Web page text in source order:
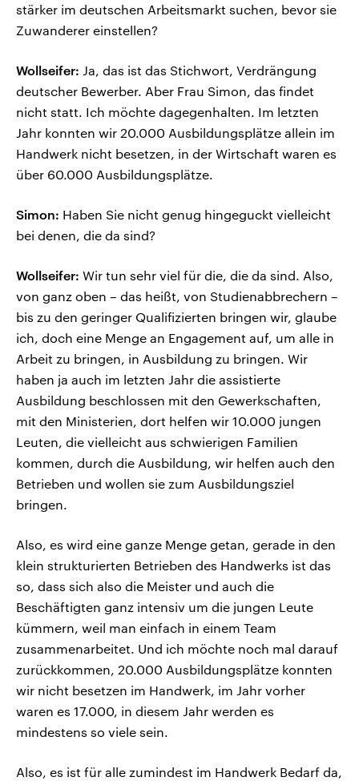
stärker im deutschen Arbeitsmarkt suchen, bevor sie
Zuwanderer einstellen?
Wollseifer: Ja, das ist das Stichwort, Verdrängung
deutscher Bewerber. Aber Frau Simon, das findet
nicht statt. Ich möchte dagegenhalten. Im letzten
Jahr konnten wir 20.000 Ausbildungsplätze allein im
Handwerk nicht besetzen, in der Wirtschaft waren es
über 60.000 Ausbildungsplätze.
Simon: Haben Sie nicht genug hingeguckt vielleicht
bei denen, die da sind?
Wollseifer: Wir tun sehr viel für die, die da sind. Also,
von ganz oben – das heißt, von Studienabbrechern –
bis zu den geringer Qualifizierten bringen wir, glaube
ich, doch eine Menge an Engagement auf, um alle in
Arbeit zu bringen, in Ausbildung zu bringen. Wir
haben ja auch im letzten Jahr die assistierte
Ausbildung beschlossen mit den Gewerkschaften,
mit den Ministerien, dort helfen wir 10.000 jungen
Leuten, die vielleicht aus schwierigen Familien
kommen, durch die Ausbildung, wir helfen auch den
Betrieben und wollen sie zum Ausbildungsziel
bringen.
Also, es wird eine ganze Menge getan, gerade in den
klein strukturierten Betrieben des Handwerks ist das
so, dass sich also die Meister und auch die
Beschäftigten ganz intensiv um die jungen Leute
kümmern, weil man einfach in einem Team
zusammenarbeitet. Und ich möchte noch mal darauf
zurückkommen, 20.000 Ausbildungsplätze konnten
wir nicht besetzen im Handwerk, im Jahr vorher
waren es 17.000, in diesem Jahr werden es
mindestens so viele sein.
Also, es ist für alle zumindest im Handwerk Bedarf da,